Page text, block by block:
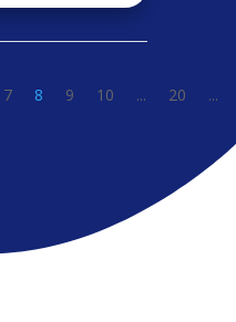
7 8 9 10 ... 20
...